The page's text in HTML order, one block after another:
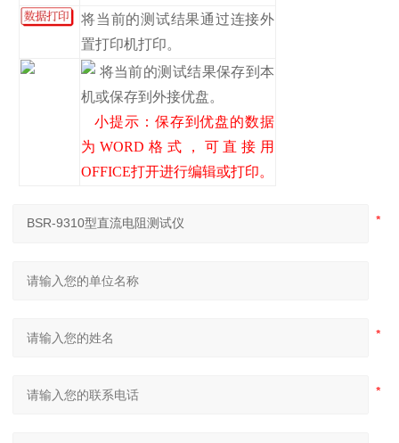
将当前的测试结果通过连接外
置打印机打印。
将当前的测试结果保存到本
机或保存到外接优盘。
小提示：保存到优盘的数据
为WORD格式，可直接用
OFFICE打开进行编辑或打印。